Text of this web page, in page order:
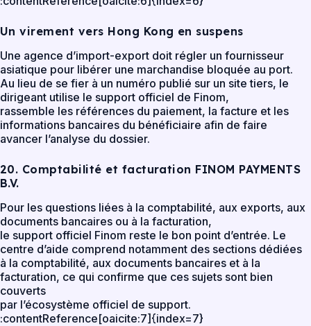
Un virement vers Hong Kong en suspens
Une agence d’import-export doit régler un fournisseur
asiatique pour libérer une marchandise bloquée au port.
Au lieu de se fier à un numéro publié sur un site tiers, le
dirigeant utilise le support officiel de Finom,
rassemble les références du paiement, la facture et les
informations bancaires du bénéficiaire afin de faire
avancer l’analyse du dossier.
20. Comptabilité et facturation FINOM PAYMENTS
B.V.
Pour les questions liées à la comptabilité, aux exports, aux
documents bancaires ou à la facturation,
le support officiel Finom reste le bon point d’entrée. Le
centre d’aide comprend notamment des sections dédiées
à la comptabilité, aux documents bancaires et à la
facturation, ce qui confirme que ces sujets sont bien
couverts
par l’écosystème officiel de support.
:contentReference[oaicite:7]{index=7}